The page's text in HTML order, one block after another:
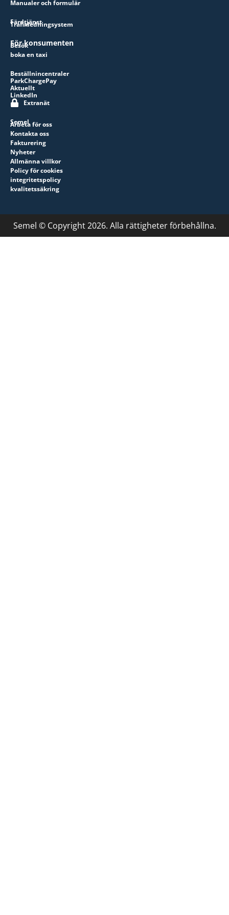
Manualer och formulär
Färdtjänst
Trafikledningsystem
För konsumenten
Besök
boka en taxi
Beställnincentraler
ParkChargePay
Aktuellt
LinkedIn
Extranät
Semel
Arbeta för oss
Kontakta oss
Fakturering
Nyheter
Allmänna villkor
Policy för cookies
integritetspolicy
kvalitetssäkring
Semel © Copyright 2026. Alla rättigheter förbehållna.